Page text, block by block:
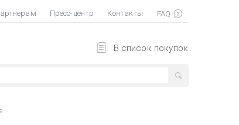
Пресс-центр Контакты
В список покупок